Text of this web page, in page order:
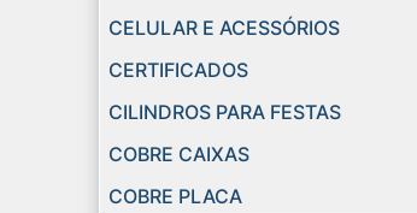
CELULAR E ACESSÓRIOS
CERTIFICADOS
CILINDROS PARA FESTAS
COBRE CAIXAS
COBRE PLACA